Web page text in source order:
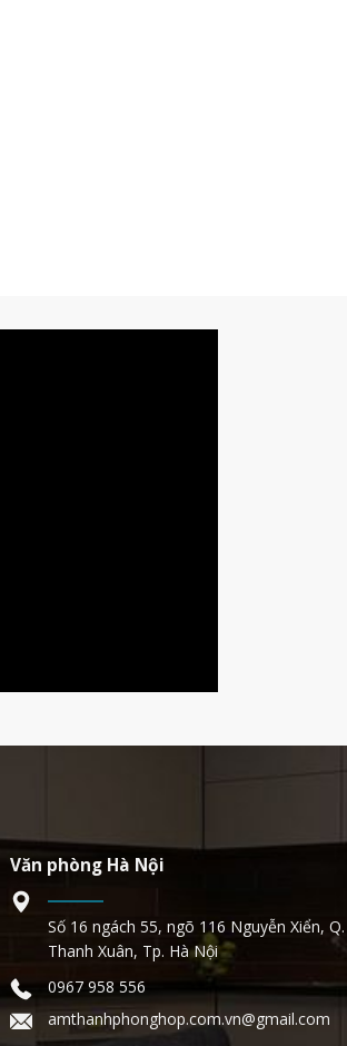
Văn phòng Hà Nội
Số 16 ngách 55, ngõ 116 Nguyễn Xiển, Q.
Thanh Xuân, Tp. Hà Nội
0967 958 556
amthanhphonghop.com.vn@gmail.com